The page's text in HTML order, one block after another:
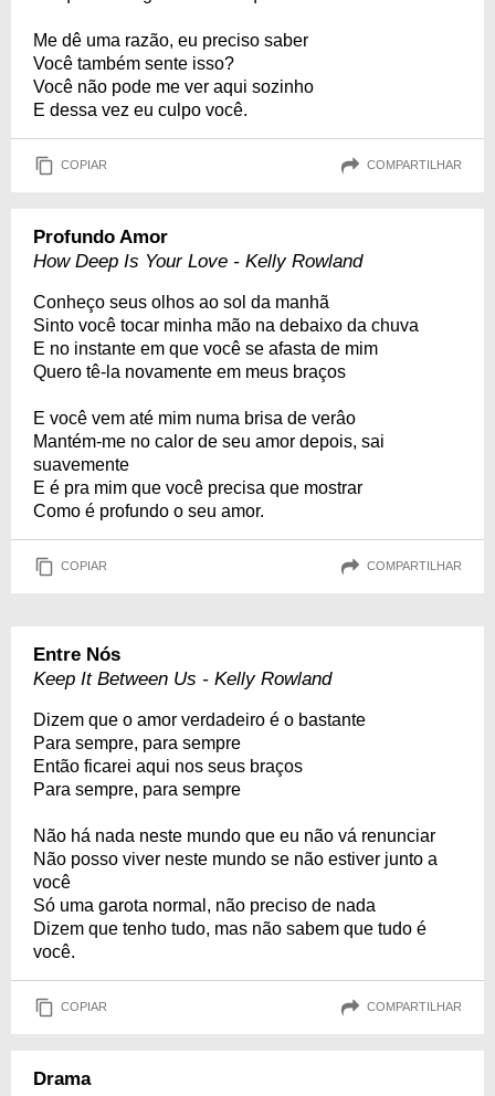
Me dê uma razão, eu preciso saber
Você também sente isso?
Você não pode me ver aqui sozinho
E dessa vez eu culpo você.
COPIAR COMPARTILHAR
Profundo Amor
How Deep Is Your Love - Kelly Rowland
Conheço seus olhos ao sol da manhã
Sinto você tocar minha mão na debaixo da chuva
E no instante em que você se afasta de mim
Quero tê-la novamente em meus braços
E você vem até mim numa brisa de verâo
Mantém-me no calor de seu amor depois, sai
suavemente
E é pra mim que você precisa que mostrar
Como é profundo o seu amor.
COPIAR COMPARTILHAR
Entre Nós
Keep It Between Us - Kelly Rowland
Dizem que o amor verdadeiro é o bastante
Para sempre, para sempre
Então ficarei aqui nos seus braços
Para sempre, para sempre
Não há nada neste mundo que eu não vá renunciar
Não posso viver neste mundo se não estiver junto a
você
Só uma garota normal, não preciso de nada
Dizem que tenho tudo, mas não sabem que tudo é
você.
COPIAR COMPARTILHAR
Drama